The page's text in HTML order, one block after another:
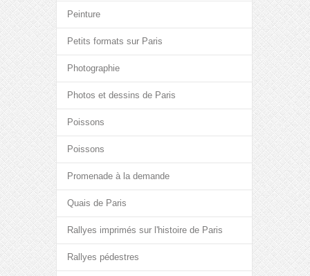
Peinture
Petits formats sur Paris
Photographie
Photos et dessins de Paris
Poissons
Poissons
Promenade à la demande
Quais de Paris
Rallyes imprimés sur l'histoire de Paris
Rallyes pédestres